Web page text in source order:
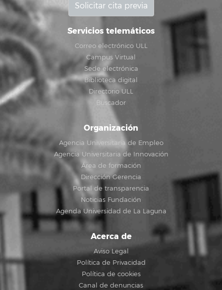
Solicitar cita previa
Servicios telemáticos
Correo electrónico ULL
Campus Virtual
Sede electrónica
Biblioteca digital
Directorio ULL
Buscador
Organización
Agencia Universitaria de Empleo
Agencia Universitaria de Innovación
Área de formación
Dirección Gerencia
Portal de transparencia
Noticias Fundación
Agenda Universidad de La Laguna
Acerca de
Aviso Legal
Política de Privacidad
Política de cookies
Canal de denuncias